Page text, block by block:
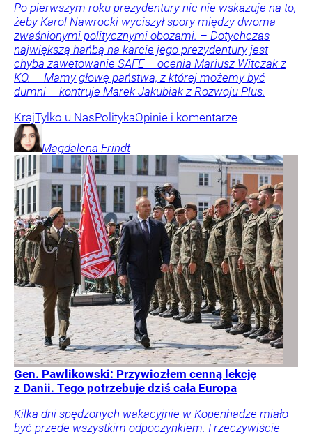
Po pierwszym roku prezydentury nic nie wskazuje na to,
żeby Karol Nawrocki wyciszył spory między dwoma
zwaśnionymi politycznymi obozami. – Dotychczas
największą hańbą na karcie jego prezydentury jest
chyba zawetowanie SAFE – ocenia Mariusz Witczak z
KO. – Mamy głowę państwa, z której możemy być
dumni – kontruje Marek Jakubiak z Rozwoju Plus.
KrajTylko u NasPolitykaOpinie i komentarze
Magdalena Frindt
Gen. Pawlikowski: Przywiozłem cenną lekcję
z Danii. Tego potrzebuje dziś cała Europa
Kilka dni spędzonych wakacyjnie w Kopenhadze miało
być przede wszystkim odpoczynkiem. I rzeczywiście